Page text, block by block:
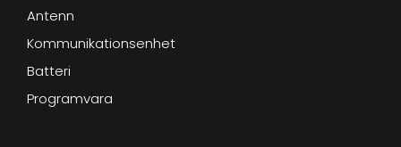
Antenn
Kommunikationsenhet
Batteri
Programvara